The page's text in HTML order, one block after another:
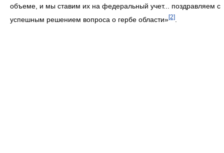
объеме, и мы ставим их на федеральный учет... поздравляем с
успешным решением вопроса о гербе области»[2]